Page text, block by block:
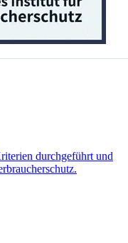
durchgeführt und